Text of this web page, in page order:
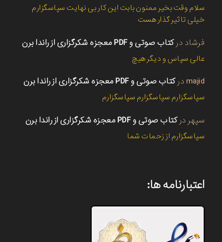
سلام وقت بخیر ممنون بابت این کار بی نهایت سپاسگزارم
خیلی تاثیر گذار هست
فرشاد درکتاب صوتی و PDF معجزه شکرگزاری از راندا برن
عالی سپاس و دیگر هیچ
majid درکتاب صوتی و PDF معجزه شکرگزاری از راندا برن
سپاسگزارم سپاسگزارم سپاسگزارم
سپهر درکتاب صوتی و PDF معجزه شکرگزاری از راندا برن
سپاسگزارم از زحمات شما
اعتبارنامه ها: